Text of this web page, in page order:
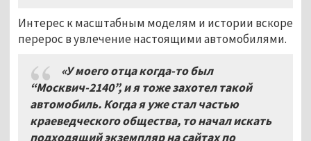
Интерес к масштабным моделям и истории вскоре
перерос в увлечение настоящими автомобилями.
«У моего отца когда-то был
“Москвич-2140”, и я тоже захотел такой
автомобиль. Когда я уже стал частью
краеведческого общества, то начал искать
подходящий экземпляр на сайтах по